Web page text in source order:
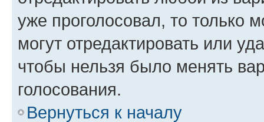
уже проголосовал, то только
могут отредактировать или
чтобы нельзя было менять
голосования.
Вернуться к началу